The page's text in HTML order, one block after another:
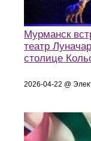
Мурманск
театр
столице
2026-04-22 @